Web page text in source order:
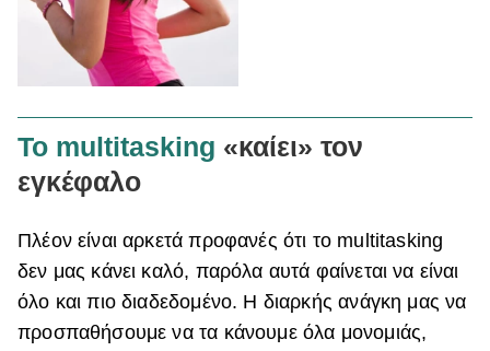
Το multitasking «καίει» τον
εγκέφαλο
Πλέον είναι αρκετά προφανές ότι το multitasking
δεν μας κάνει καλό, παρόλα αυτά φαίνεται να είναι
όλο και πιο διαδεδομένο. Η διαρκής ανάγκη μας να
προσπαθήσουμε να τα κάνουμε όλα μονομιάς,